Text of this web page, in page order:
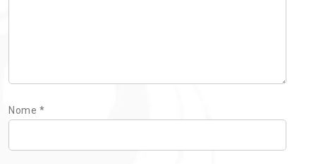
Nome *